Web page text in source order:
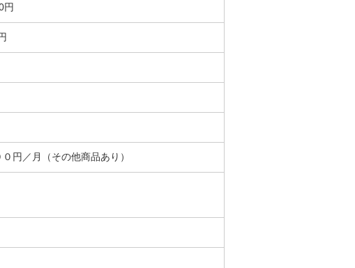
円
円／月（その他商品あり）